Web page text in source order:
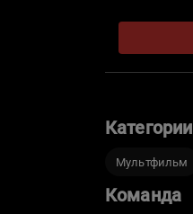
Категории
Мультфильм
Команда